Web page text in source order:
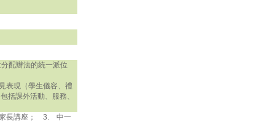
配辦法的統一派位
（學生儀容、禮
課外活動、服務、
長講座； 3. 中一